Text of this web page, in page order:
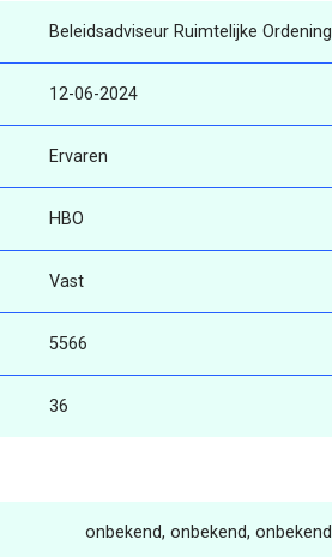
Beleidsadviseur Ruimtelijke Ordening
12-06-2024
Ervaren
HBO
Vast
5566
36
onbekend, onbekend, onbekend